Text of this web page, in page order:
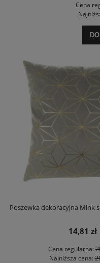
Cena
Poszewka dekoracyjna Mink
14,81 zł
Cena regularna:
Najniższa cena: